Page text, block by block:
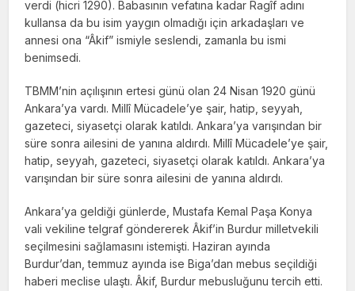
verdi (hicri 1290). Babasının vefatına kadar Ragîf adını
kullansa da bu isim yaygın olmadığı için arkadaşları ve
annesi ona “Âkif” ismiyle seslendi, zamanla bu ismi
benimsedi.
TBMM’nin açılışının ertesi günü olan 24 Nisan 1920 günü
Ankara’ya vardı. Millî Mücadele’ye şair, hatip, seyyah,
gazeteci, siyasetçi olarak katıldı. Ankara’ya varışından bir
süre sonra ailesini de yanına aldırdı. Millî Mücadele’ye şair,
hatip, seyyah, gazeteci, siyasetçi olarak katıldı. Ankara’ya
varışından bir süre sonra ailesini de yanına aldırdı.
Ankara’ya geldiği günlerde, Mustafa Kemal Paşa Konya
vali vekiline telgraf göndererek Âkif’in Burdur milletvekili
seçilmesini sağlamasını istemişti. Haziran ayında
Burdur’dan, temmuz ayında ise Biga’dan mebus seçildiği
haberi meclise ulaştı. Âkif, Burdur mebusluğunu tercih etti.